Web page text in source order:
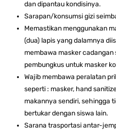
dan dipantau kondisinya.
Sarapan/konsumsi gizi
Memastikan menggunakan
(dua) lapis yang dalamnya
membawa masker
pembungkus untuk masker
Wajib membawa peralatan
seperti : masker, hand
makannya sendiri, sehingga
bertukar dengan siswa lain.
Sarana trasportasi antar-